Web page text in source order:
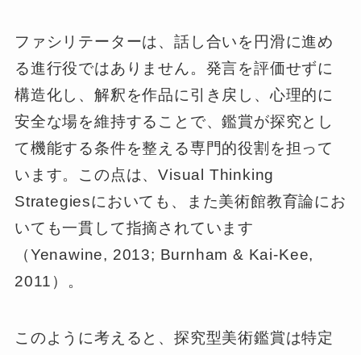
ファシリテーターは、話し合いを円滑に進め
る進行役ではありません。発言を評価せずに
構造化し、解釈を作品に引き戻し、心理的に
安全な場を維持することで、鑑賞が探究とし
て機能する条件を整える専門的役割を担って
います。この点は、Visual Thinking
Strategiesにおいても、また美術館教育論にお
いても一貫して指摘されています
（Yenawine, 2013; Burnham & Kai-Kee,
2011）。
このように考えると、探究型美術鑑賞は特定